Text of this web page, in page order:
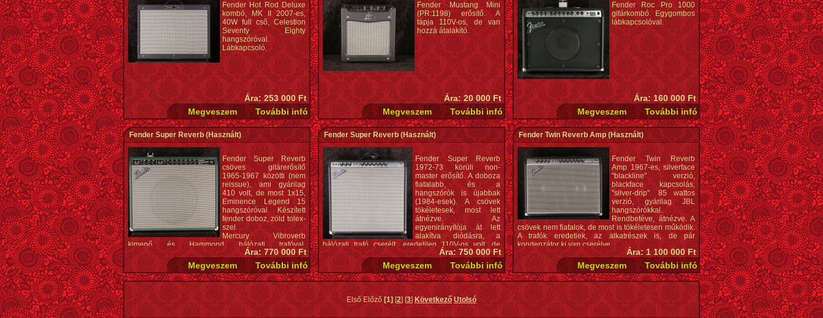
Fender Hot Rod Deluxe
kombó, MK II 2007-es,
40W full cső, Celestion
Seventy Eighty
hangszóróval.
Lábkapcsoló.
Ára: 253 000 Ft
Fender Mustang Mini
(PR:1198) erősítő. A
tápja 110V-os, de van
hozzá átalakító.
Ára: 20 000 Ft
Fender Roc Pro 1000
gitárkombó. Egygombos
lábkapcsolóval.
Ára: 160 000 Ft
Fender Super Reverb(Használt)
Fender Super Reverb
csöves gitárerősítő
1965-1967 közötti (nem
reissue), ami gyárilag
410 volt, de most 1x15,
Eminence Legend 15
hangszóróval. Készített
fender doboz, zöld tolex-
szel.
Mercury Vibroverb
kimenő és Hammond hálózati trafóval,
Lábkapcsolóval.
Ára: 770 000 Ft
Fender Super Reverb(Használt)
Fender Super Reverb
1972-73 körüli non-
master erősítő. A doboza
fiatalabb, és a
hangszórók is újabbak
(1984-esek). A csövek
tökéletesek, most lett
átnézve. Az
egyenirányítója át lett
alakítva diódásra, a
hálózati trafó cserélt, eredetileg 110V-os volt, de
minden más eredeti.
Ára: 750 000 Ft
Fender Twin Reverb Amp(Használt)
Fender Twin Reverb
Amp 1967-es, silverface
"blackline" verzió,
blackface kapcsolás,
"silver-drip". 85 wattos
verzió, gyárilag JBL
hangszórókkal.
Rendbetéve, átnézve. A
csövek nem fiatalok, de most is tökéletesen működik.
A trafók eredetiek, az alkatrészek is, de pár
kondenzátor ki van cserélve.
Tehát nem Twin Reverb, és nem teljesen silverface,
mert a kapcsolás még blackface.
Ára: 1 100 000 Ft
Első Előző [1] [2] [3] Következő Utolsó